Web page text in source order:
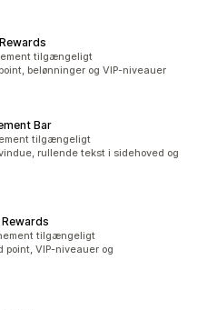
tilgængeligt
belønninger og VIP-niveauer
Bar
tilgængeligt
rullende tekst i sidehoved og
tilgængeligt
VIP-niveauer og